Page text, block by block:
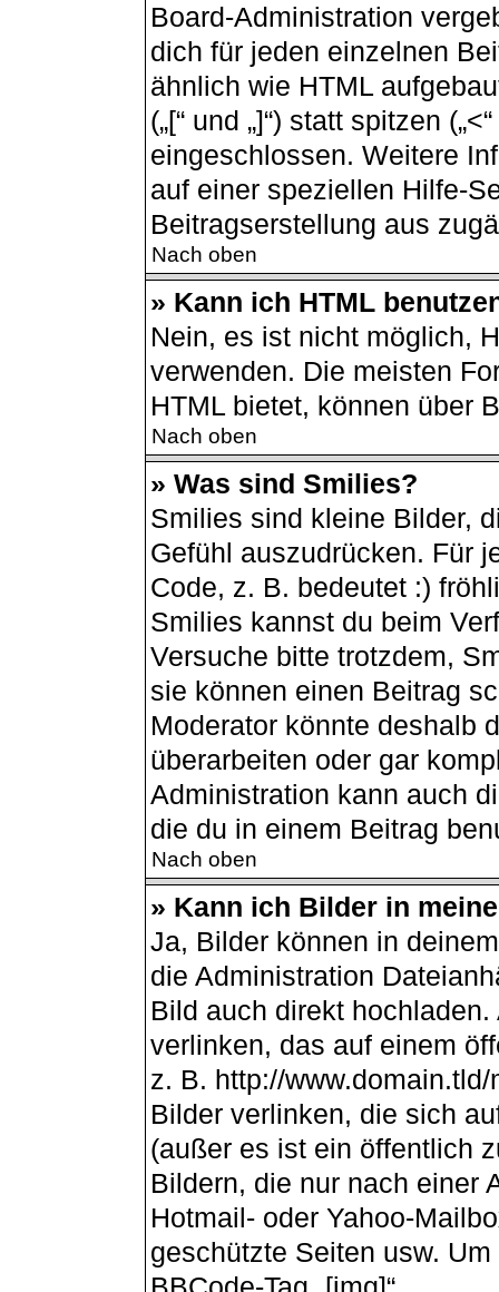
Board-Administration
dich für jeden einzelnen
ähnlich wie HTML
(„[“ und „]“) statt spitzen
eingeschlossen. Weitere
auf einer speziellen Hilfe-
Beitragserstellung aus
Nach oben
» Kann ich HTML
Nein, es ist nicht möglich,
verwenden. Die meisten
HTML bietet, können über
Nach oben
» Was sind Smilies?
Smilies sind kleine Bilder,
Gefühl auszudrücken. Für
Code, z. B. bedeutet :)
Smilies kannst du beim
Versuche bitte trotzdem,
sie können einen Beitrag
Moderator könnte deshalb
überarbeiten oder gar
Administration kann auch
die du in einem Beitrag
Nach oben
» Kann ich Bilder in
Ja, Bilder können in
die Administration
Bild auch direkt
verlinken, das auf einem
z. B. http://
Bilder verlinken, die sich
(außer es ist ein öffentlich
Bildern, die nur nach einer
Hotmail- oder Yahoo-
geschützte Seiten usw.